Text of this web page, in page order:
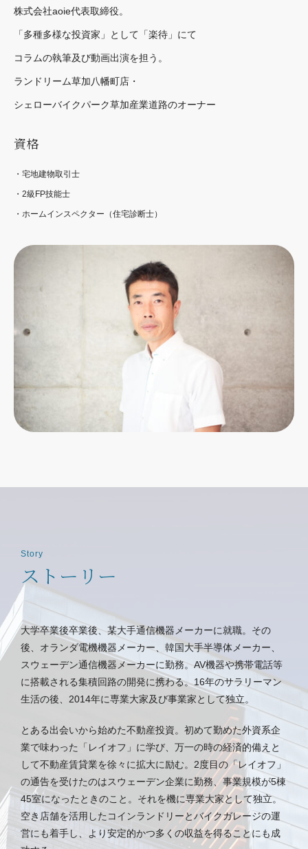
株式会社aoie代表取締役。
「多種多様な投資家」として「楽待」にて
コラムの執筆及び動画出演を担う。
ランドリーム草加八幡町店・
シェローバイクパーク草加産業道路のオーナー
資格
・宅地建物取引士
・2級FP技能士
・ホームインスペクター（住宅診断士）
Story
ストーリー
大学卒業後卒業後、某大手通信機器メーカーに就職。その
後、オランダ電機機器メーカー、韓国大手半導体メーカー、
スウェーデン通信機器メーカーに勤務。AV機器や携帯電話等
に搭載される集積回路の開発に携わる。16年のサラリーマン
生活の後、2014年に専業大家及び事業家として独立。
とある出会いから始めた不動産投資。初めて勤めた外資系企
業で味わった「レイオフ」に学び、万一の時の経済的備えと
して不動産賃貸業を徐々に拡大に励む。2度目の「レイオフ」
の通告を受けたのはスウェーデン企業に勤務、事業規模が5棟
45室になったときのこと。それを機に専業大家として独立。
空き店舗を活用したコインランドリーとバイクガレージの運
営にも着手し、より安定的かつ多くの収益を得ることにも成